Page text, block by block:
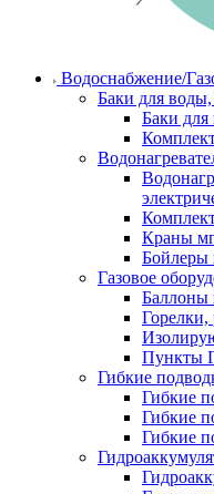
Водоснабжение/
Баки для воды,
Баки для
Краны
Бойлеры
Газовое
Баллоны
Пункты
Гибкие
Гибкие
Гибкие
Гибкие